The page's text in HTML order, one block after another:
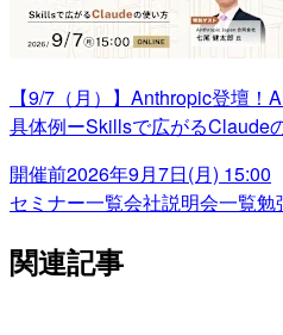
【9/7（月）】Anthropic登壇
具体例ーSkillsで広がるClaude
開催前2026年9月7日(月) 15:00
セミナー一覧会社説明会一覧勉
関連記事